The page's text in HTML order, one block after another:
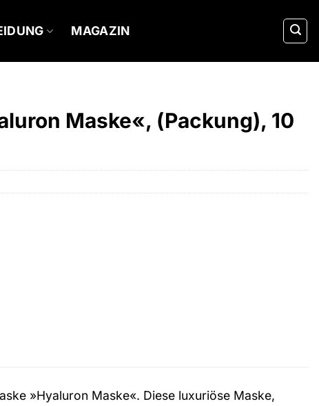
MAGAZIN
Maske«, (Packung), 10
»Hyaluron Maske«. Diese luxuriöse Maske,